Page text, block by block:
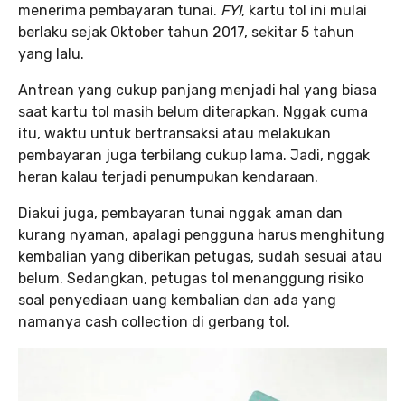
menerima pembayaran tunai. FYI, kartu tol ini mulai
berlaku sejak Oktober tahun 2017, sekitar 5 tahun
yang lalu.
Antrean yang cukup panjang menjadi hal yang biasa
saat kartu tol masih belum diterapkan. Nggak cuma
itu, waktu untuk bertransaksi atau melakukan
pembayaran juga terbilang cukup lama. Jadi, nggak
heran kalau terjadi penumpukan kendaraan.
Diakui juga, pembayaran tunai nggak aman dan
kurang nyaman, apalagi pengguna harus menghitung
kembalian yang diberikan petugas, sudah sesuai atau
belum. Sedangkan, petugas tol menanggung risiko
soal penyediaan uang kembalian dan ada yang
namanya cash collection di gerbang tol.